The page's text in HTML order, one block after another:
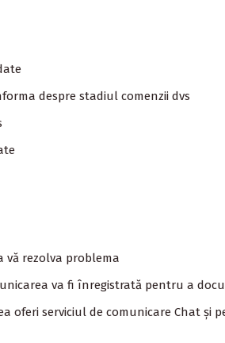
despre stadiul comenzii dvs
vă rezolva problema
va fi înregistrată pentru a
oferi serviciul de comunicare Chat